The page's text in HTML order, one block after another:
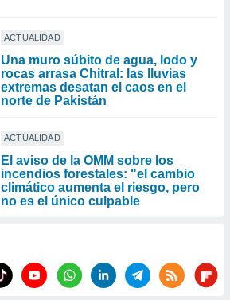
ACTUALIDAD
Una muro súbito de agua, lodo y
rocas arrasa Chitral: las lluvias
extremas desatan el caos en el
norte de Pakistán
ACTUALIDAD
El aviso de la OMM sobre los
incendios forestales: "el cambio
climático aumenta el riesgo, pero
no es el único culpable